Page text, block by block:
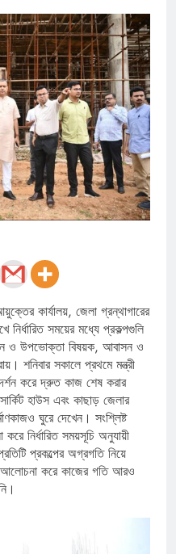
কার্যালয়, জেলা গ্রন্থাগারের
সময়ের মধ্যে প্রকল্পগুলি
ও উপভোক্তা বিষয়ক, আবাসন ও
শনিবার সকালে প্রথমে মন্ত্রী
করে দ্রুত কাজ শেষ করার
হাউস এবং কাছাড় জেলার
ঘুরে দেখেন। সংশ্লিষ্ট
নির্ধারিত সময়সূচি অনুযায়ী
প্রকল্পের অগ্রগতি নিয়ে
আলোচনা করে কাজের গতি আরও